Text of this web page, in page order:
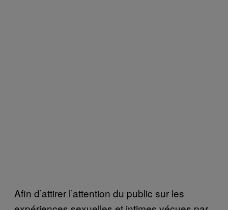
Afin d’attirer l’attention du public sur les